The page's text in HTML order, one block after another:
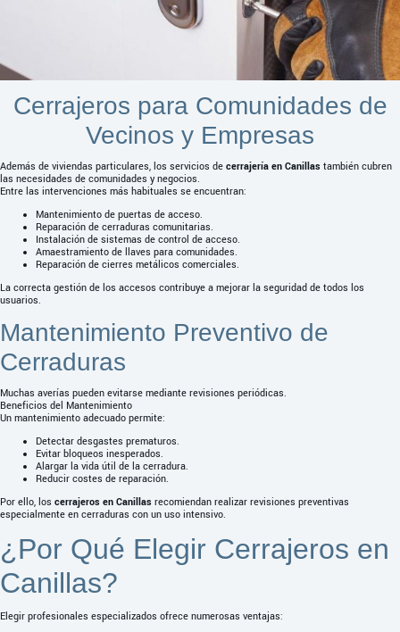
Cerrajeros para Comunidades de
Vecinos y Empresas
Además de viviendas particulares, los servicios de cerrajería en Canillas también cubren
las necesidades de comunidades y negocios.
Entre las intervenciones más habituales se encuentran:
Mantenimiento de puertas de acceso.
Reparación de cerraduras comunitarias.
Instalación de sistemas de control de acceso.
Amaestramiento de llaves para comunidades.
Reparación de cierres metálicos comerciales.
La correcta gestión de los accesos contribuye a mejorar la seguridad de todos los
usuarios.
Mantenimiento Preventivo de
Cerraduras
Muchas averías pueden evitarse mediante revisiones periódicas.
Beneficios del Mantenimiento
Un mantenimiento adecuado permite:
Detectar desgastes prematuros.
Evitar bloqueos inesperados.
Alargar la vida útil de la cerradura.
Reducir costes de reparación.
Por ello, los cerrajeros en Canillas recomiendan realizar revisiones preventivas
especialmente en cerraduras con un uso intensivo.
¿Por Qué Elegir Cerrajeros en
Canillas?
Elegir profesionales especializados ofrece numerosas ventajas: